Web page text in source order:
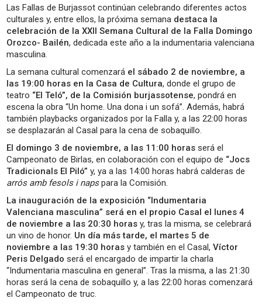
Las Fallas de Burjassot continúan celebrando diferentes actos
culturales y, entre ellos, la próxima semana destaca la
celebración de la XXII Semana Cultural de la Falla Domingo
Orozco- Bailén, dedicada este año a la indumentaria valenciana
masculina.
La semana cultural comenzará el sábado 2 de noviembre, a
las 19:00 horas en la Casa de Cultura, donde el grupo de
teatro “El Teló”, de la Comisión burjassotense, pondrá en
escena la obra “Un home. Una dona i un sofá”. Además, habrá
también playbacks organizados por la Falla y, a las 22:00 horas
se desplazarán al Casal para la cena de sobaquillo.
El domingo 3 de noviembre, a las 11:00 horas será el
Campeonato de Birlas, en colaboración con el equipo de “Jocs
Tradicionals El Piló” y, ya a las 14:00 horas habrá calderas de
arrós amb fesols i napspara la Comisión.
La inauguración de la exposición “Indumentaria
Valenciana masculina” será en el propio Casal el lunes 4
de noviembre a las 20:30 horas y, tras la misma, se celebrará
un vino de honor. Un día más tarde, el martes 5 de
noviembre a las 19:30 horas y también en el Casal,Víctor
Peris Delgado será el encargado de impartir la charla
“Indumentaria masculina en general”. Tras la misma, a las 21:30
horas será la cena de sobaquillo y, a las 22:00 horas comenzará
el Campeonato de truc.